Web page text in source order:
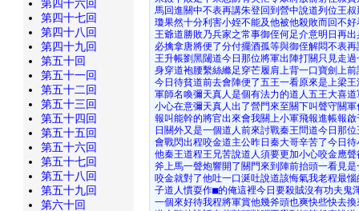
馬回進關中不表再講朱登回到營中說道列位王
瓊果然十分利害小姪不能及他被他殺敗而回不
王爺道勝敗乃兵家之常事御侄何足介意明日再
必擒拿唐將便了分付擺酒孤等與御侄解悶不表
王升帳劉黑闥道今日那位將軍出陣打關只見走
身穿道袍腰繫絲縧足穿芒履肩上背一口寶劍上
今日待貧道前去會陣便了五王一看原來是上梁
軍師名喚彌天真人是個有法力的道人五王大喜
小心在意彌天真人出了營門來至關下叫聲守關
報叫能幹的將官出來會我關上小軍飛報進帳報
日關外又是一個道人前來討戰秦王問道今日那
會戰閃出程咬金道主公昨日秦大哥辛苦了今日
他秦王道程王兄苦說道人須要更加小心咬金應
斧上馬一聲炮響開了關門來到陣前抬頭一看見
咬金就對了他吐一口涎吐說道該悔氣我老程最
子道人慣耍作■的俺這裡今日要殺賊沒有功夫鬼
一個來好待我程將軍賞他幾斧頭也爽快些快去
第四十六回
第四十七回
第四十八回
第四十九回
第五十回
第五十一回
第五十二回
第五十三回
第五十四回
第五十五回
第五十六回
第五十七回
第五十八回
第五十九回
第六十回